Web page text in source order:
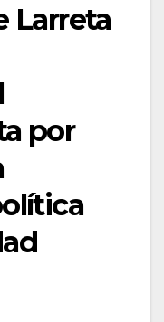
Larreta
por